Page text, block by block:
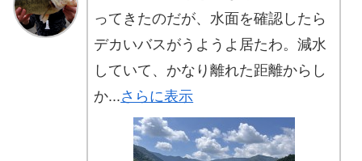
ってきたのだが、水面を確認したら
デカいバスがうようよ居たわ。減水
していて、かなり離れた距離からし
か...さらに表示